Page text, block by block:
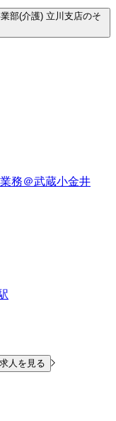
部(介護) 立川支店のそ
務＠武蔵小金井
人を見る